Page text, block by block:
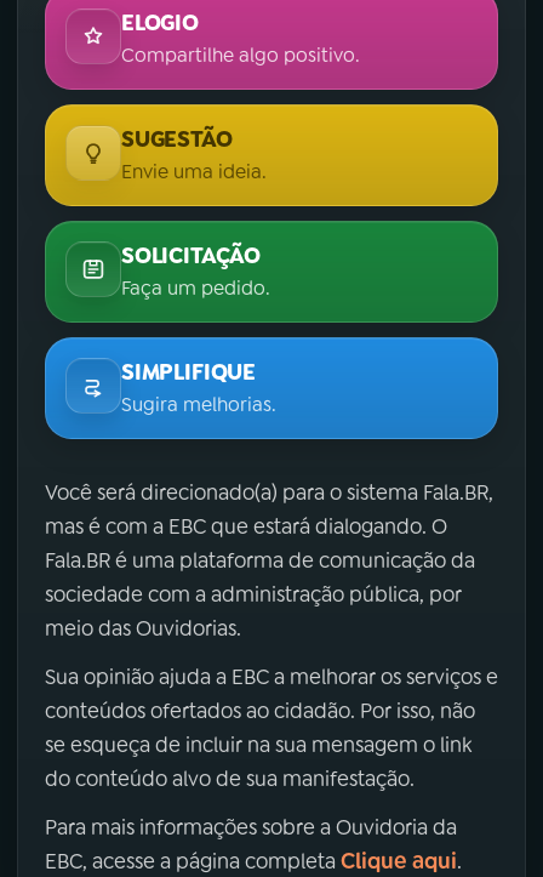
ELOGIO
Compartilhe algo positivo.
SUGESTÃO
Envie uma ideia.
SOLICITAÇÃO
Faça um pedido.
SIMPLIFIQUE
Sugira melhorias.
Você será direcionado(a) para o sistema Fala.BR,
mas é com a EBC que estará dialogando. O
Fala.BR é uma plataforma de comunicação da
sociedade com a administração pública, por
meio das Ouvidorias.
Sua opinião ajuda a EBC a melhorar os serviços e
conteúdos ofertados ao cidadão. Por isso, não
se esqueça de incluir na sua mensagem o link
do conteúdo alvo de sua manifestação.
Para mais informações sobre a Ouvidoria da
EBC, acesse a página completa Clique aqui.